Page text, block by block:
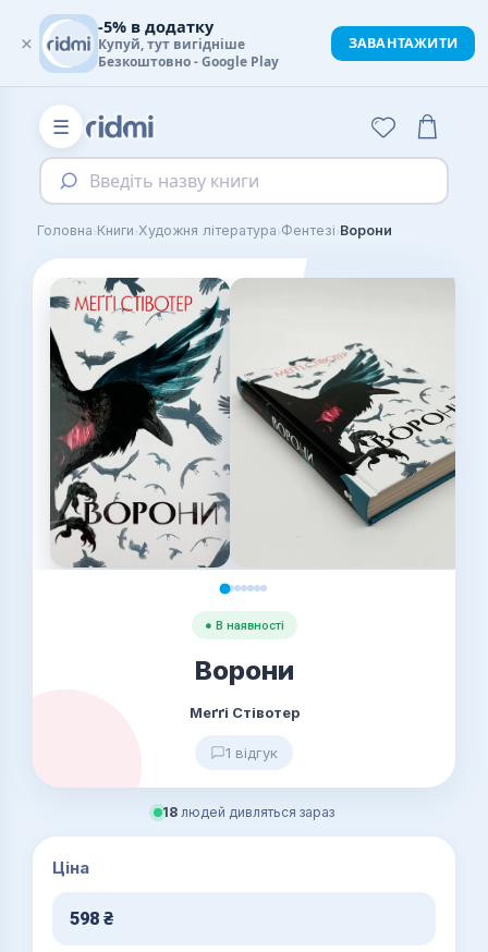
☰
Введіть назву книги
Головна›Книги›Художня література›Фентезі›Ворони
● В наявності
Ворони
Меґґі Стівотер
1 відгук
18 людей дивляться зараз
Ціна
598 ₴
×
-5% в додатку
Купуй, тут вигідніше
Безкоштовно - Google Play
ЗАВАНТАЖИТИ